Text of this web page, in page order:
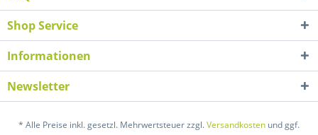
Shop Service
Informationen
Newsletter
* Alle Preise inkl. gesetzl. Mehrwertsteuer zzgl.Versandkosten und ggf.